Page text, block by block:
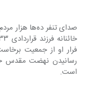
صدای تنفر
فرار او از جمعیت
رسانیدن نهضت مقدس
است.